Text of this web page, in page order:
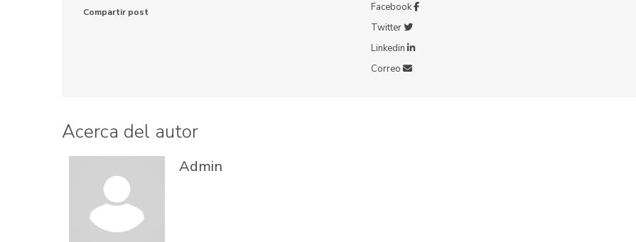
Compartir post
Facebook
Twitter
Linkedin
Correo
Acerca del autor
Admin